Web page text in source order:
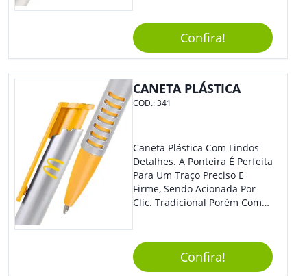
Sua Empresa Em Eventos,
Reuniões Corporativas Ou Até
Mesmo Para Presentear
Colaboradores E Parceiros De
Sua Empresa.
Confira!
CANETA PLÁSTICA
COD.:341
Caneta Plástica Com Lindos
Detalhes. A Ponteira É Perfeita
Para Um Traço Preciso E
Firme, Sendo Acionada Por
Clic. Tradicional Porém Com
Confira!